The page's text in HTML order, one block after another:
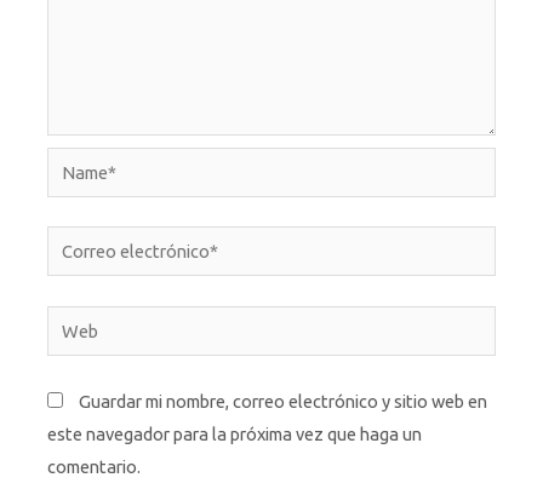
Name*
Correo
electrónico*
Web
Guardar mi nombre, correo electrónico y sitio web en
este navegador para la próxima vez que haga un
comentario.